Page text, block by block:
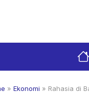
» Ekonomi » Rahasia di